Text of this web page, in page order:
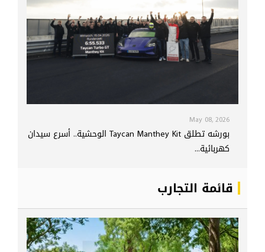
May 08, 2026
بورشه تطلق Taycan Manthey Kit الوحشية.. أسرع سيدان
كهربائية...
قائمة التجارب